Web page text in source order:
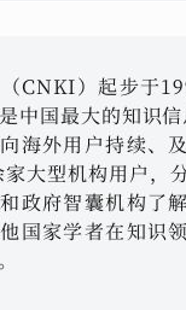
CNKI）起步于
中国最大的知识
海外用户持续、
大型机构用户，
政府智囊机构了
国家学者在知识